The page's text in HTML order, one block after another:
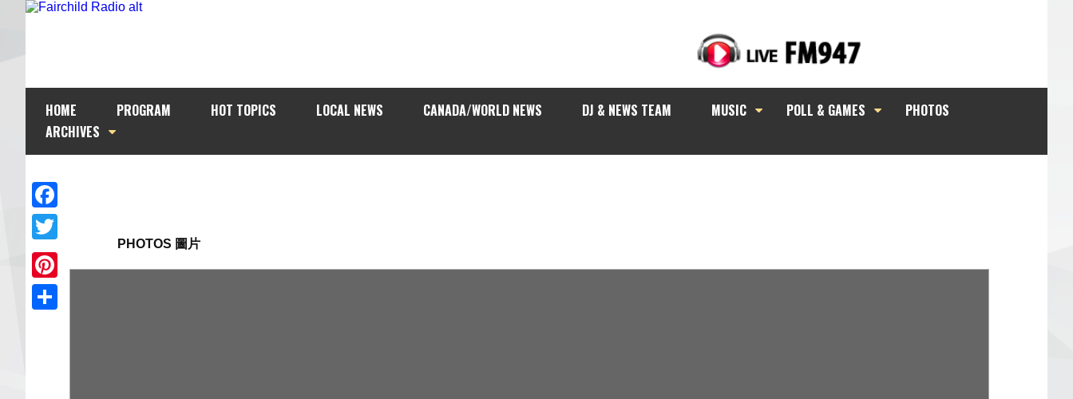
HOME PROGRAM HOT TOPICS LOCAL NEWS CANADA/WORLD NEWS DJ & NEWS TEAM MUSIC POLL & GAMES
PHOTOS
ARCHIVES
Facebook
Twitter
Pinterest
PHOTOS 圖片